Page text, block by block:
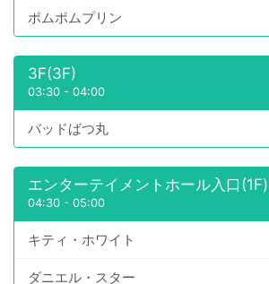
ポムポムプリン
3F(3F)
03:30 - 04:00
バッドばつ丸
エンターテイメントホール入口(1F)
04:30 - 05:00
キティ・ホワイト
ダニエル・スター